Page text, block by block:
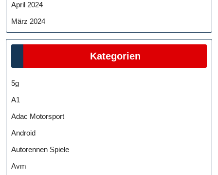
April 2024
März 2024
Kategorien
5g
A1
Adac Motorsport
Android
Autorennen Spiele
Avm